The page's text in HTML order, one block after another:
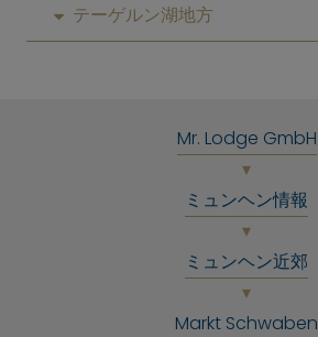
テーゲルン湖地方
Mr. Lodge GmbH
ミュンヘン情報
ミュンヘン近郊
Markt Schwaben